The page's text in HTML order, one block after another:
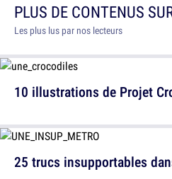
PLUS DE CONTENUS
Les plus lus par nos lecteurs
10 illustrations de Projet
25 trucs insupportables